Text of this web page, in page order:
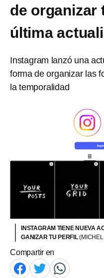
de organizar
última
Instagram lanzó una
forma de organizar las
la temporalidad
INSTAGRAM TIENE NUEVA
GANIZAR TU PERFIL
Compartir en